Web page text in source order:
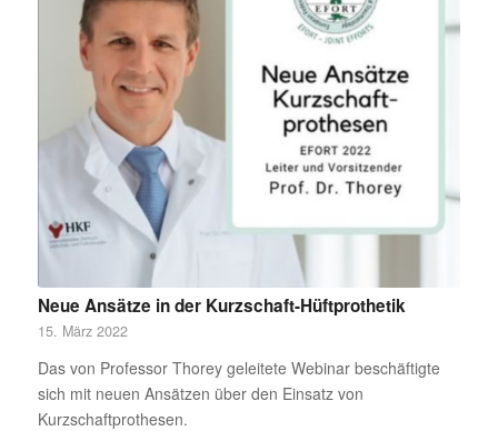
Neue Ansätze in der Kurzschaft-Hüftprothetik
15. März 2022
Das von Professor Thorey geleitete Webinar beschäftigte
sich mit neuen Ansätzen über den Einsatz von
Kurzschaftprothesen.